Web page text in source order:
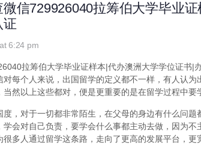
信729926040拉筹伯大学毕业
证
6:24 pm
拉筹伯大学毕业证样本|代办澳洲大学学位证书
每个人来说，出国留学的定义都不一样，有人认
然以上这些都对，便是更重要的是在留学过程中要
，对于一切都非常陌生，在父母的身边有什么问
会对自己负责，要学会什么事都主动去做，因为
多人通过留学这条路，走向了更高的发展平台，更